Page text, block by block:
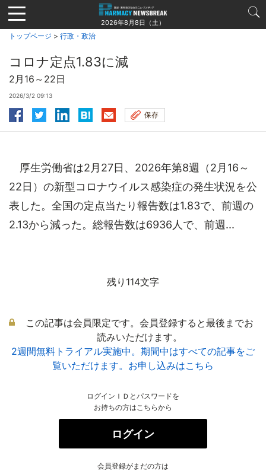
Jump
to
navigation
2026年8月8日（土）
トップページ > 行政・政治
コロナ定点1.83に減
2月16～22日
2026/3/2 09:13
保存
厚生労働省は2月27日、2026年第8週（2月16～
22日）の新型コロナウイルス感染症の発生状況を公
表した。全国の定点当たり報告数は1.83で、前週の
2.13から減った。総報告数は6936人で、前週...
残り114文字
この記事は会員限定です。会員登録すると最後までお
読みいただけます。
2週間無料トライアル実施中。期間中はすべての記事をご
覧いただけます。お申し込みはこちら
ログインＩＤとパスワードを
お持ちの方はこちらから
ログイン
会員登録がまだの方は